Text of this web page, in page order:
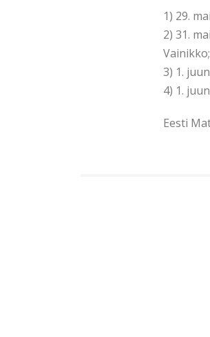
1) 29.
2) 31.
Vainikko;
3) 1.
4) 1.
Eesti